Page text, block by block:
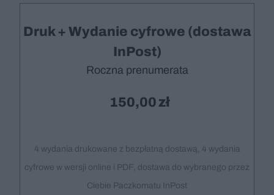
Druk + Wydanie cyfrowe (dostawa
InPost)
Roczna prenumerata
150,00
4 wydania drukowane z bezpłatną dostawą, 4 wydania
cyfrowe w wersji online i PDF, dostawa do wybranego przez
Ciebie Paczkomatu InPost